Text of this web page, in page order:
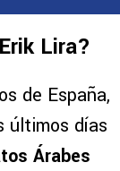
Lira?
de España,
últimos días
Árabes